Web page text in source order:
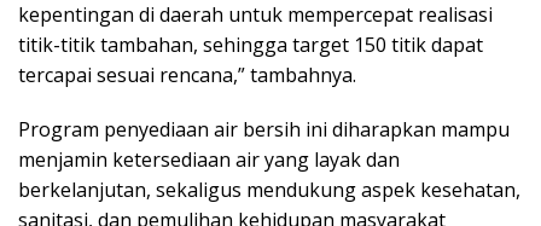
kepentingan di daerah untuk mempercepat realisasi
titik-titik tambahan, sehingga target 150 titik dapat
tercapai sesuai rencana,” tambahnya.
Program penyediaan air bersih ini diharapkan mampu
menjamin ketersediaan air yang layak dan
berkelanjutan, sekaligus mendukung aspek kesehatan,
sanitasi, dan pemulihan kehidupan masyarakat